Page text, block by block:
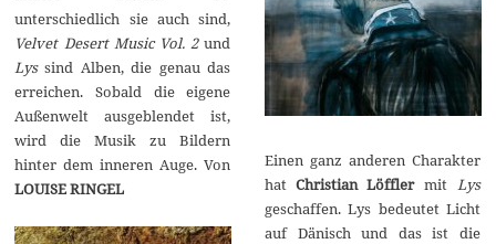
unterschiedlich sie auch sind,
Velvet Desert Music Vol. 2und
Lyssind Alben, die genau das
erreichen. Sobald die eigene
Außenwelt ausgeblendet ist,
wird die Musik zu Bildern
hinter dem inneren Auge. Von
LOUISE RINGEL
Einen ganz anderen Charakter
hat Christian Löffler mit Lys
geschaffen. Lys bedeutet Licht
auf Dänisch und das ist die